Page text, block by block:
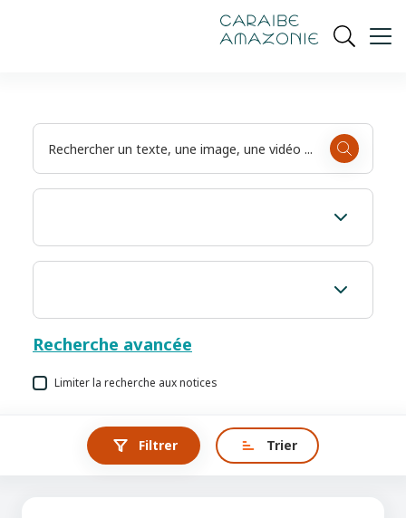
Ouvrir
Limiter la recherche aux notices
Recherche avancée
Filtrer Trier